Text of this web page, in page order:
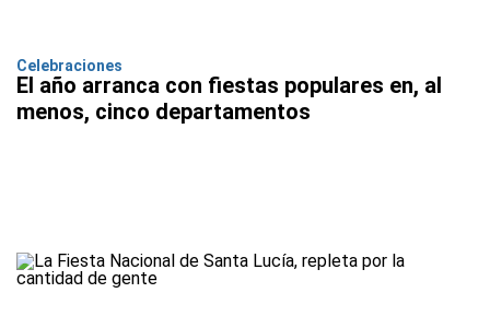
Celebraciones
El año arranca con fiestas populares en, al
menos, cinco departamentos